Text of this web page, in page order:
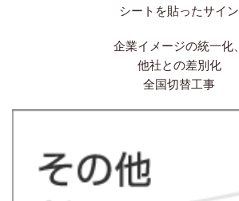
シートを貼ったサイン
企業イメージの統一化、
他社との差別化
全国切替工事